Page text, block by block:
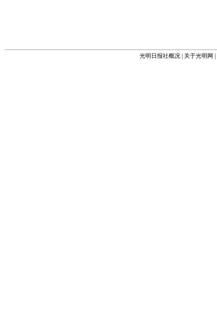
光明日报社概况 关于光明网